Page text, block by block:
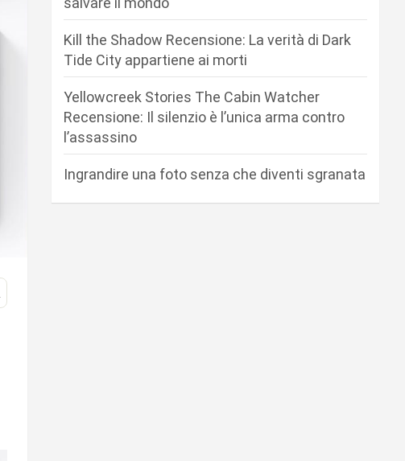
Kill the Shadow Recensione: La verità di Dark
Tide City appartiene ai morti
Yellowcreek Stories The Cabin Watcher
Recensione: Il silenzio è l’unica arma contro
l’assassino
Ingrandire una foto senza che diventi sgranata